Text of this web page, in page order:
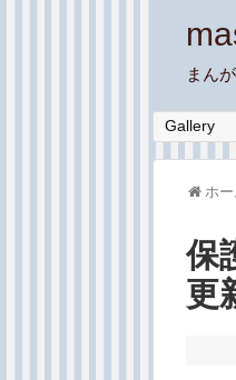
まん
Gallery
ホー
保
更